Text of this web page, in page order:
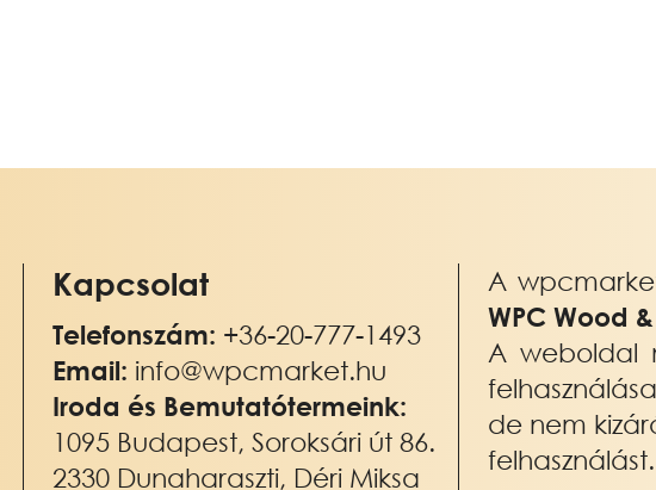
Kapcsolat
Telefonszám: +36-20-777-1493
Email: info@wpcmarket.hu
Iroda és Bemutatótermeink:
1095 Budapest, Soroksári út 86.
2330 Dunaharaszti, Déri Miksa
A
WPC Wood
A weboldal
de nem
felhasználást.